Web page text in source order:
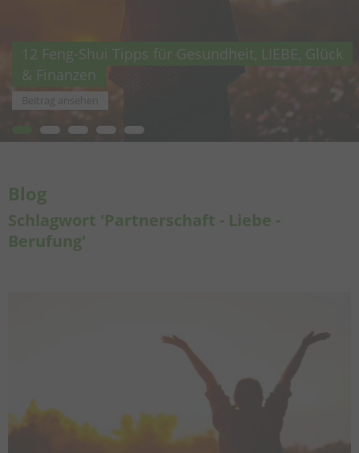
12 Feng-Shui Tipps für Gesundheit, LIEBE, Glück
& Finanzen
Blog
Schlagwort 'Partnerschaft - Liebe -
Berufung'